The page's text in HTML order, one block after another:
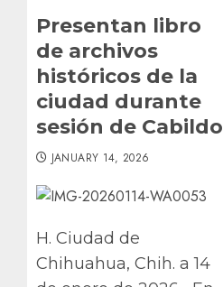
Presentan libro
de archivos
históricos de la
ciudad durante
sesión de Cabildo
JANUARY 14, 2026
H. Ciudad de
Chihuahua, Chih. a 14